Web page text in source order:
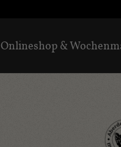
Onlineshop &